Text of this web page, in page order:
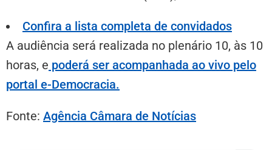
Confira a lista completa de convidados
A audiência será realizada no plenário 10, às 10
horas, e poderá ser acompanhada ao vivo pelo
portal e-Democracia.
Fonte: Agência Câmara de Notícias